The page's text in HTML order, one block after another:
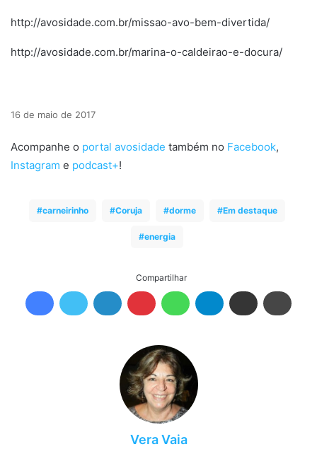
http://avosidade.com.br/missao-avo-bem-divertida/
http://avosidade.com.br/marina-o-caldeirao-e-docura/
16 de maio de 2017
Acompanhe o portal avosidade também no Facebook,
Instagram e podcast+!
carneirinho Coruja dorme Em destaque
energia
Compartilhar
Vera Vaia